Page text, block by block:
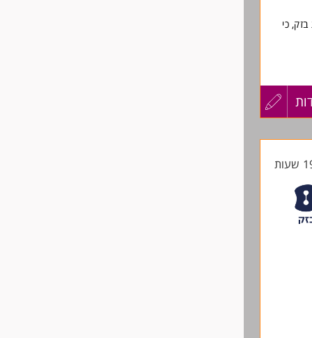
כי
לשטח
עדכון